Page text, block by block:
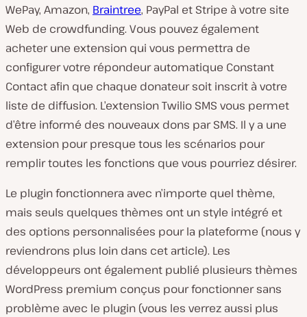
WePay, Amazon, Braintree, PayPal et Stripe à votre site
Web de crowdfunding. Vous pouvez également
acheter une extension qui vous permettra de
configurer votre répondeur automatique Constant
Contact afin que chaque donateur soit inscrit à votre
liste de diffusion. L’extension Twilio SMS vous permet
d’être informé des nouveaux dons par SMS. Il y a une
extension pour presque tous les scénarios pour
remplir toutes les fonctions que vous pourriez désirer.
Le plugin fonctionnera avec n’importe quel thème,
mais seuls quelques thèmes ont un style intégré et
des options personnalisées pour la plateforme (nous y
reviendrons plus loin dans cet article). Les
développeurs ont également publié plusieurs thèmes
WordPress premium conçus pour fonctionner sans
problème avec le plugin (vous les verrez aussi plus